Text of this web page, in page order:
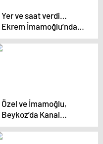
Yer ve saat verdi…
Ekrem İmamoğlu’ndan
Murat Kurum’a
‘Gazze’ye yardım’
Özel ve İmamoğlu,
Beykoz’da Kanal
İstanbul üzerinden
iktidara yüklendi: ‘Gizli